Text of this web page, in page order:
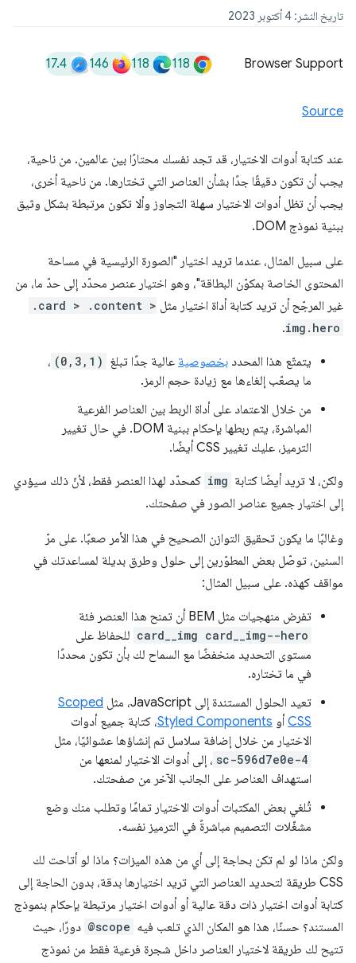
تاريخ النشر: 4 أكتوبر 2023
Browser Support
118
118
146
17.4
Source
عند كتابة أدوات الاختيار، قد تجد نفسك محتارًا بين عالمين. من ناحية،
يجب أن تكون دقيقًا جدًا بشأن العناصر التي تختارها. من ناحية أخرى،
يجب أن تظل أدوات الاختيار سهلة التجاوز وألا تكون مرتبطة بشكل وثيق
ببنية نموذج DOM.
على سبيل المثال، عندما تريد اختيار "الصورة الرئيسية في مساحة
المحتوى الخاصة بمكوّن البطاقة"، وهو اختيار عنصر محدّد إلى حدّ ما، من
غير المرجّح أن تريد كتابة أداة اختيار مثل .card > .content >
img.hero
.
يتمتّع هذا المحدد بخصوصية عالية جدًا تبلغ (0,3,1) ،
ما يصعّب إلغاءها مع زيادة حجم الرمز.
من خلال الاعتماد على أداة الربط بين العناصر الفرعية
المباشرة، يتم ربطها بإحكام ببنية DOM. في حال تغيير
الترميز، عليك تغيير CSS أيضًا.
ولكن، لا تريد أيضًا كتابة img كمحدّد لهذا العنصر فقط، لأنّ ذلك سيؤدي
إلى اختيار جميع عناصر الصور في صفحتك.
وغالبًا ما يكون تحقيق التوازن الصحيح في هذا الأمر صعبًا. على مرّ
السنين، توصّل بعض المطوّرين إلى حلول وطرق بديلة لمساعدتك في
مواقف كهذه. على سبيل المثال:
تفرض منهجيات مثل BEM أن تمنح هذا العنصر فئة
card__img card__img--hero للحفاظ على
مستوى التحديد منخفضًا مع السماح لك بأن تكون محددًا
في ما تختاره.
تعيد الحلول المستندة إلى JavaScript، مثل
Scoped
CSS أو Styled Components، كتابة جميع أدوات
الاختيار من خلال إضافة سلاسل تم إنشاؤها عشوائيًا، مثل
sc-596d7e0e-4 ، إلى أدوات الاختيار لمنعها من
استهداف العناصر على الجانب الآخر من صفحتك.
تُلغي بعض المكتبات أدوات الاختيار تمامًا وتطلب منك وضع
مشغّلات التصميم مباشرةً في الترميز نفسه.
ولكن ماذا لو لم تكن بحاجة إلى أي من هذه الميزات؟ ماذا لو أتاحت لك
CSS طريقة لتحديد العناصر التي تريد اختيارها بدقة، بدون الحاجة إلى
كتابة أدوات اختيار ذات دقة عالية أو أدوات اختيار مرتبطة بإحكام بنموذج
المستند؟ حسنًا، هذا هو المكان الذي تلعب فيه @scope دورًا، حيث
تتيح لك طريقة لاختيار العناصر داخل شجرة فرعية فقط من نموذج